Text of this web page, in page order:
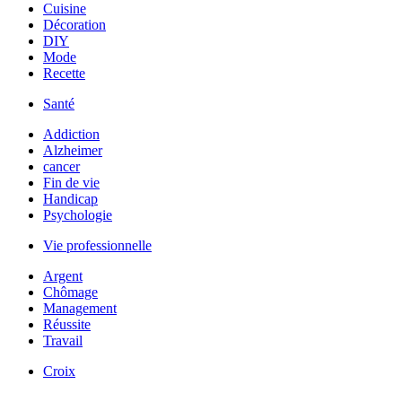
Cuisine
Décoration
DIY
Mode
Recette
Santé
Addiction
Alzheimer
cancer
Fin de vie
Handicap
Psychologie
Vie professionnelle
Argent
Chômage
Management
Réussite
Travail
Croix